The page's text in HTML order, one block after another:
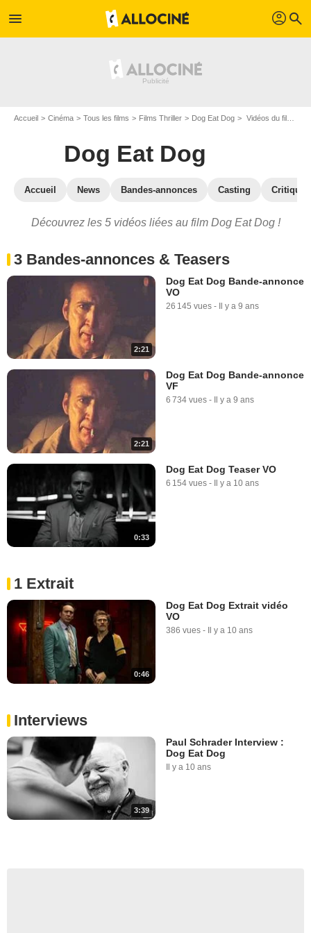
menu profil search
Accueil Cinéma Tous les films Films Thriller Dog Eat Dog Vidéos du film Dog Eat Dog
Dog Eat Dog
Accueil News Bandes-annonces Casting
Découvrez les 5 vidéos liées au film Dog Eat Dog !
3 Bandes-annonces & Teasers
2:21
Dog Eat Dog Bande-annonce
VO
26 145 vues - Il y a 9 ans
2:21
Dog Eat Dog Bande-annonce
VF
6 734 vues - Il y a 9 ans
0:33
Dog Eat Dog Teaser VO
6 154 vues - Il y a 10 ans
1 Extrait
0:46
Dog Eat Dog Extrait vidéo
VO
386 vues - Il y a 10 ans
Interviews
3:39
Paul Schrader Interview :
Dog Eat Dog
Il y a 10 ans